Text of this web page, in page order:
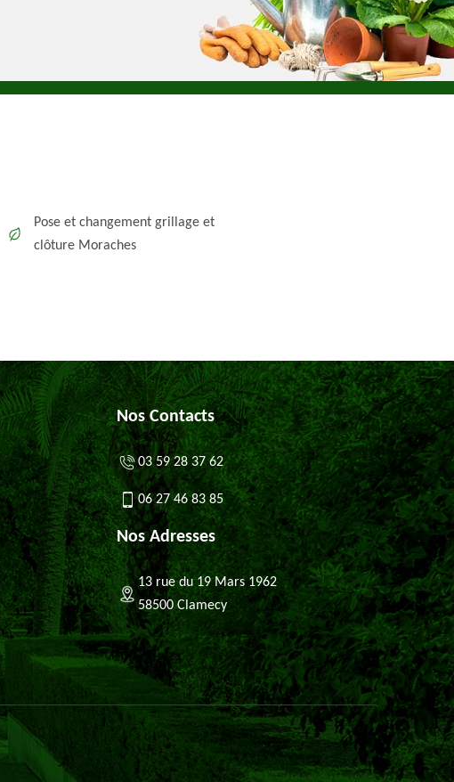
Pose et changement grillage et
clôture Moraches
Nos Contacts
03 59 28 37 62
06 27 46 83 85
Nos Adresses
13 rue du 19 Mars 1962
58500 Clamecy